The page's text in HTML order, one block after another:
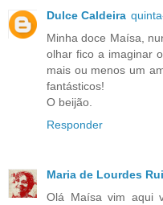
Dulce Caldeira
Minha doce Maísa,
olhar fico a imaginar
mais ou menos um
fantásticos!
O beijão.
Responder
Maria de Lourdes
Olá Maísa vim aqui